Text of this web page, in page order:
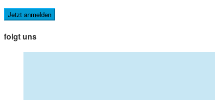
folgt uns